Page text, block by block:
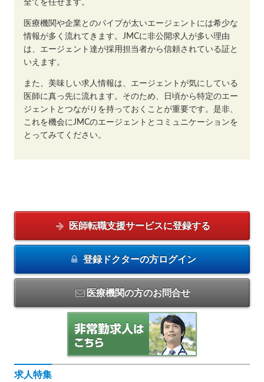
全てを任せます。
医療機関や企業とのパイプが太いエージェントには希少な
情報が多く流れてきます。JMCに非公開求人が多い理由
は、エージェント達が採用担当者から信頼されている証と
いえます。
また、美味しい求人情報は、エージェントが気にしている
医師に真っ先に流れます。そのため、日頃から特定のエー
ジェントとつながりを持っておくことが重要です。是非、
これを機会にJMCのエージェントとコミュニケーションを
とってみてください。
医師転職支援サービスに登録する
登録ドクターの方ログイン
医療機関の方のお問合せ
求人特集